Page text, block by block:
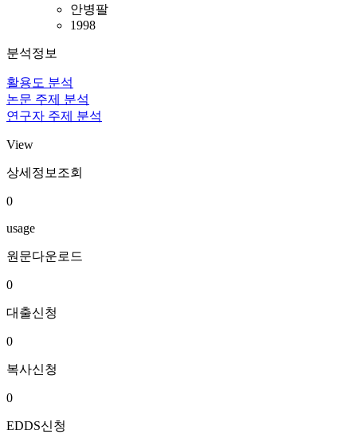
안병팔
1998
분석정보
활용도 분석
논문 주제 분석
연구자 주제 분석
View
상세정보조회
0
usage
원문다운로드
0
대출신청
0
복사신청
0
EDDS신청